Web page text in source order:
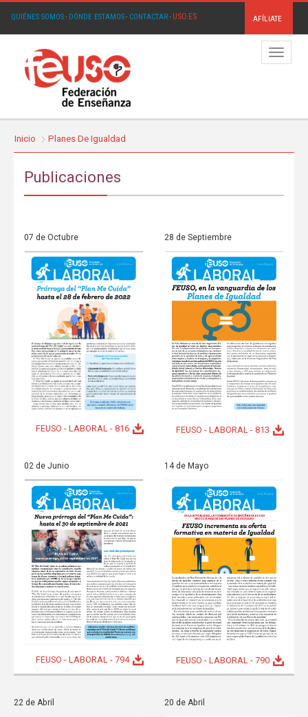
QUIÉNES SOMOS· DÓNDE ESTAMOS· CONTACTAR· USO.ES AFÍLIATE
Menú
Inicio Planes De Igualdad
Publicaciones
07 de Octubre
FEUSO - LABORAL - 816
28 de Septiembre
FEUSO - LABORAL - 813
02 de Junio
FEUSO - LABORAL - 794
14 de Mayo
FEUSO - LABORAL - 790
22 de Abril 20 de Abril